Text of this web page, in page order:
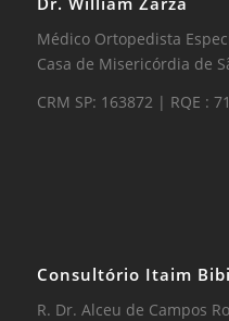
Médico Ortopedista
Casa de Misericórdia de
CRM SP: 163872 | RQE :
Consultório Itaim Bibi
R. Dr. Alceu de Campos